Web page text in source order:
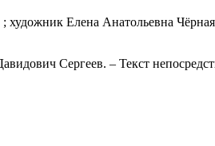
художник Елена Анатольевна
Сергеев. – Текст